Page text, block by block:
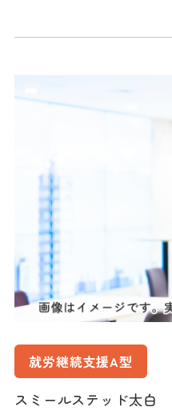
就労継続支援A型
スミールステッド太白